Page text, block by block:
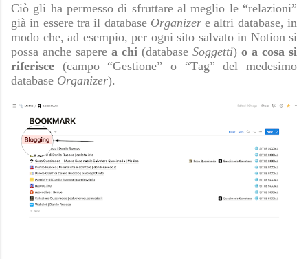
Ciò gli ha permesso di sfruttare al meglio le “relazioni”
già in essere tra il database Organizere altri database, in
modo che, ad esempio, per ogni sito salvato in Notion si
possa anche sapere a chi (database Soggetti) o a cosa si
riferisce (campo “Gestione” o “Tag” del medesimo
database Organizer).